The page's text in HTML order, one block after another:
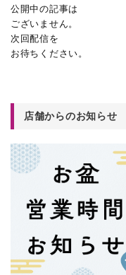
公開中の記事は
ございません。
次回配信を
お待ちください。
店舗からのお知らせ